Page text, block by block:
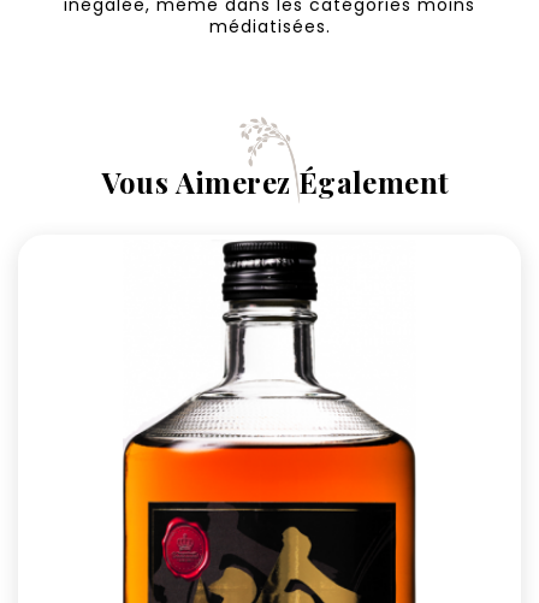
inégalée, même dans les catégories moins
médiatisées.
Vous Aimerez Également